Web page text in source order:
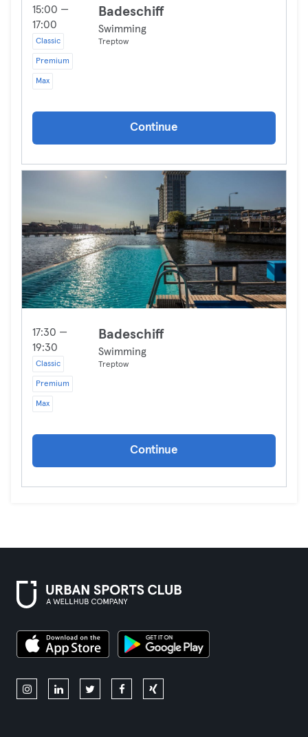
15:00 —
17:00
Classic
Premium
Max
Badeschiff
Swimming
Treptow
Continue
17:30 —
19:30
Classic
Premium
Max
Badeschiff
Swimming
Treptow
Continue